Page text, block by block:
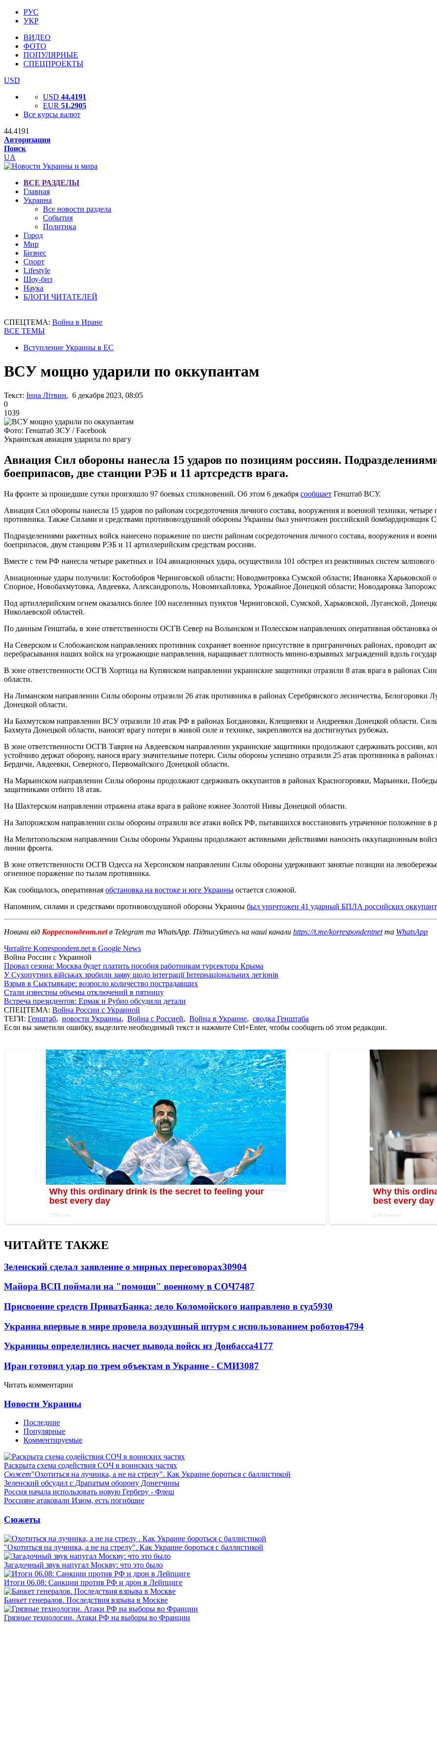
РУС
УКР
ВИДЕО
ФОТО
ПОПУЛЯРНЫЕ
СПЕЦПРОЕКТЫ
USD
USD 44.4191
EUR 51.2905
Все курсы валют
44.4191
Авторизация
Поиск
UA
ВСЕ РАЗДЕЛЫ
Главная
Украина
Все новости раздела
События
Политика
Город
Мир
Бизнес
Спорт
Lifestyle
Шоу-биз
Наука
БЛОГИ ЧИТАТЕЛЕЙ
СПЕЦТЕМА: Война в Иране
ВСЕ ТЕМЫ
Вступление Украины в ЕС
ВСУ мощно ударили по оккупантам
Текст: Інна Літвин, 6 декабря 2023, 08:05
0
1039
Фото: Генштаб ЗСУ / Facebook
Украинская авиация ударила по врагу
Авиация Сил обороны нанесла 15 ударов по позициям россиян.
боеприпасов, две станции РЭБ и 11 артсредств врага.
На фронте за прошедшие сутки произошло 97 боевых столкновений. Об этом 6 декабря сообщает Генштаб ВСУ.
Авиация Сил обороны нанесла 15 ударов по районам сосредоточения личного состава, вооружения и военной техники,
противника. Также Силами и средствами противовоздушной обороны Украины был уничтожен российский бомбардировщик
Подразделениями ракетных войск нанесено поражение по шести районам сосредоточения личного состава, вооружения и
боеприпасов, двум станциям РЭБ и 11 артиллерийским средствам россиян.
Вместе с тем РФ нанесла четыре ракетных и 104 авиационных удара, осуществила 101 обстрел из реактивных систем
Авиационные удары получили: Костобобров Черниговской области; Новодмитровка Сумской области; Ивановка Харьковской
Спорное, Новобахмутовка, Авдеевка, Александрополь, Новомихайловка, Урожайное Донецкой области; Новодаровка
Под артиллерийским огнем оказались более 100 населенных пунктов Черниговской, Сумской, Харьковской, Луганской,
Николаевской областей.
По данным Генштаба, в зоне ответственности ОСГВ Север на Волынском и Полесском направлениях оперативная обстановка
На Северском и Слобожанском направлениях противник сохраняет военное присутствие в приграничных районах, проводит
перебрасывания наших войск на угрожающие направления, наращивает плотность минно-взрывных заграждений вдоль
В зоне ответственности ОСГВ Хортица на Купянском направлении украинские защитники отразили 8 атак врага в районах
области.
На Лиманском направлении Силы обороны отразили 26 атак противника в районах Серебрянского лесничества, Белогоровки
Донецкой области.
На Бахмутском направлении ВСУ отразили 10 атак РФ в районах Богдановки, Клещиевки и Андреевки Донецкой области.
Бахмута Донецкой области, наносят врагу потери в живой силе и технике, закрепляются на достигнутых рубежах.
В зоне ответственности ОСГВ Таврия на Авдеевском направлении украинские защитники продолжают сдерживать россиян,
устойчиво держат оборону, нанося врагу значительные потери. Силы обороны успешно отразили 25 атак противника в
Бердичи, Авдеевки, Северного, Первомайского Донецкой области.
На Марьинском направлении Силы обороны продолжают сдерживать оккупантов в районах Красногоровки, Марьинки,
защитниками отбито 18 атак.
На Шахтерском направлении отражена атака врага в районе южнее Золотой Нивы Донецкой области.
На Запорожском направлении силы обороны отразили все атаки войск РФ, пытавшихся восстановить утраченное положение в
На Мелитопольском направлении Силы обороны Украины продолжают активными действиями наносить оккупационным
линии фронта.
В зоне ответственности ОСГВ Одесса на Херсонском направлении Силы обороны удерживают занятые позиции на
огненное поражение по тылам противника.
Как сообщалось, оперативная обстановка на востоке и юге Украины остается сложной.
Напомним, силами и средствами противовоздушной обороны Украины был уничтожен 41 ударный БПЛА российских
Новини від Корреспондент.netв Telegram та WhatsApp. Підписуйтесь на наші канали https://t.me/korrespondentnetта WhatsApp
Читайте Korrespondent.net в Google News
Война России с Украиной
Провал сезона: Москва будет платить пособия работникам турсектора Крыма
У Сухопутних військах зробили заяву щодо інтеграції Інтернаціональних легіонів
Взрыв в Сыктывкаре: возросло количество пострадавших
Стали известны объемы отключений в пятницу
Встреча президентов: Ермак и Рубио обсудили детали
СПЕЦТЕМА: Война России с Украиной
ТЕГИ: Генштаб, новости Украины, Война с Россией, Война в Украине, сводка Генштаба
Если вы заметили ошибку, выделите необходимый текст и нажмите Ctrl+Enter, чтобы сообщить об этом редакции.
ЧИТАЙТЕ ТАКЖЕ
Зеленский сделал заявление о мирных переговорах30904
Майора ВСП поймали на "помощи" военному в СОЧ7487
Присвоение средств ПриватБанка: дело Коломойского направлено в суд5930
Украина впервые в мире провела воздушный штурм с использованием роботов4794
Украинцы определились насчет вывода войск из Донбасса4177
Иран готовил удар по трем объектам в Украине - СМИ3087
Читать комментарии
Новости Украины
Последние
Популярные
Комментируемые
Раскрыта схема содействия СОЧ в воинских частях
Сюжет"Охотиться на лучника, а не на стрелу". Как Украине бороться с баллистикой
Зеленский обсудил с Драпатым оборону Донетчины
Россия начала использовать новую Герберу - Флеш
Россияне атаковали Изюм, есть погибшие
Сюжеты
"Охотиться на лучника, а не на стрелу". Как Украине бороться с баллистикой
Загадочный звук напугал Москву: что это было
Итоги 06.08: Санкции против РФ и дрон в Лейпциге
Банкет генералов. Последствия взрыва в Москве
Грязные технологии. Атаки РФ на выборы во Франции